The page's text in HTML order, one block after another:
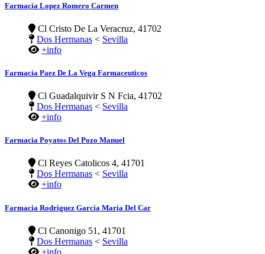
Farmacia Lopez Romero Carmen
Cl Cristo De La Veracruz, 41702
Dos Hermanas < Sevilla
+info
Farmacia Paez De La Vega Farmaceuticos
Cl Guadalquivir S N Fcia, 41702
Dos Hermanas < Sevilla
+info
Farmacia Poyatos Del Pozo Manuel
Cl Reyes Catolicos 4, 41701
Dos Hermanas < Sevilla
+info
Farmacia Rodriguez Garcia Maria Del Car
Cl Canonigo 51, 41701
Dos Hermanas < Sevilla
+info